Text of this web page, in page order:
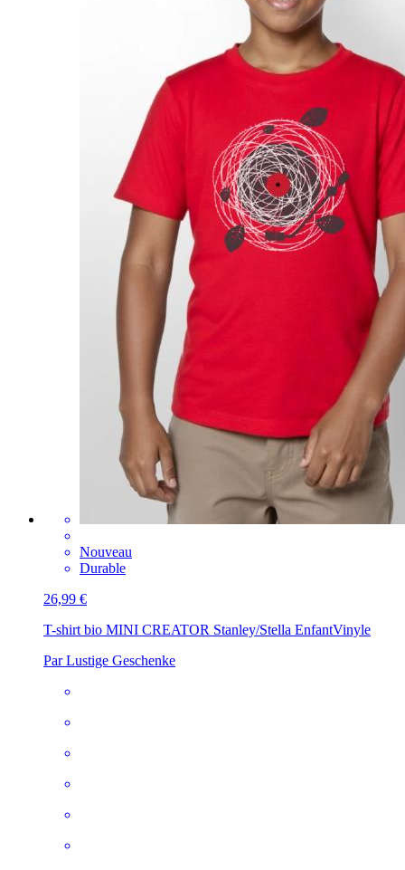
Nouveau
Durable
26,99 €
T-shirt bio MINI CREATOR Stanley/Stella EnfantVinyle
Par Lustige Geschenke